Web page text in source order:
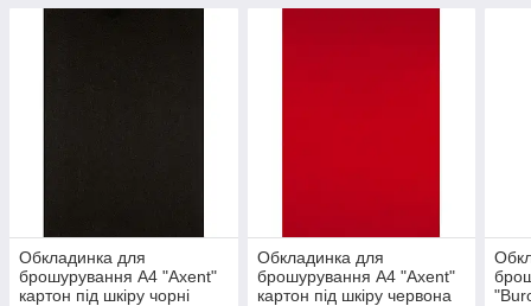
Обкладинка для
брошурування А4 "Axent"
картон під шкіру чорні
Обкладинка для
брошурування А4 "Axent"
картон під шкіру червона